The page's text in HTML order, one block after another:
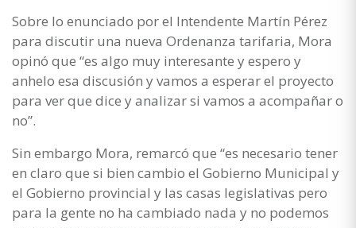
Sobre lo enunciado por el Intendente Martín Pérez
para discutir una nueva Ordenanza tarifaria, Mora
opinó que “es algo muy interesante y espero y
anhelo esa discusión y vamos a esperar el proyecto
para ver que dice y analizar si vamos a acompañar o
no”.
Sin embargo Mora, remarcó que “es necesario tener
en claro que si bien cambio el Gobierno Municipal y
el Gobierno provincial y las casas legislativas pero
para la gente no ha cambiado nada y no podemos